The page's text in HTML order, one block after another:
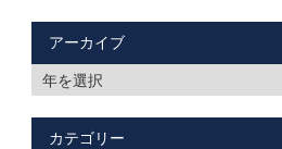
アーカイブ
カテゴリー